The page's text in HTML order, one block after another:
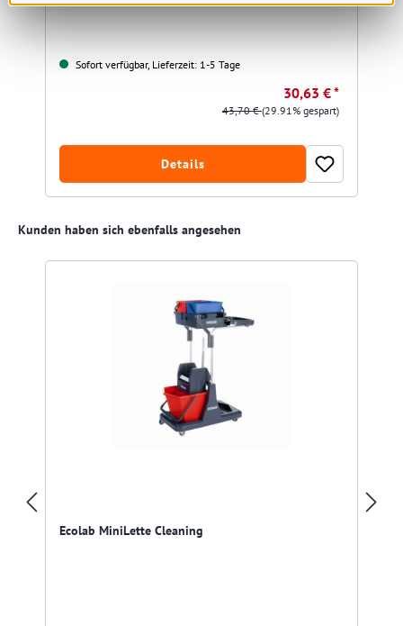
Sofort verfügbar, Lieferzeit: 1-5 Tage
30,63 € *
43,70 €(29.91% gespart)
Details
Produktgalerie überspringen
Kunden haben sich ebenfalls angesehen
Ecolab MiniLette Cleaning